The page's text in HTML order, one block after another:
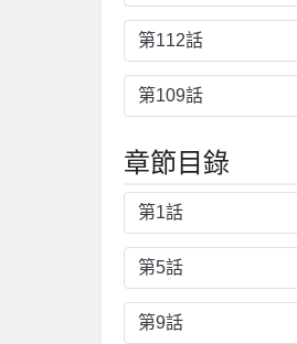
第112話
第109話
章節目錄
第1話
第5話
第9話